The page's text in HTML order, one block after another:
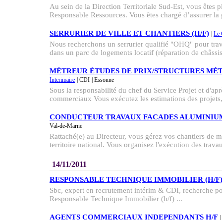
Au sein de la Direction Territoriale Sud-Est, vous êtes
Responsable Ressources. Vous êtes chargé d’assurer
SERRURIER DE VILLE ET CHANTIERS (H/F) Le
Nous recherchons un serrurier qualifié "OHQ" pour
dans un parc de logements locatif (réparation de
MÉTREUR ÉTUDES DE PRIX/STRUCTURES
Interimaire | CDI | Essonne
Sous la responsabilité du chef du Service Projet et
commerciaux Vous exécutez les estimations des
CONDUCTEUR TRAVAUX FACADES
Val-de-Marne
Rattaché(e) au Directeur, vous gérez vos chantiers de
territoire national. Vous organisez l'exécution des
14/11/2011
RESPONSABLE TECHNIQUE IMMOBILIER (H/F)
Sbc, expert en recrutement intérim & CDI, recherche
Responsable Technique Immobilier (h/f) ...
AGENTS COMMERCIAUX INDEPENDANTS H/F